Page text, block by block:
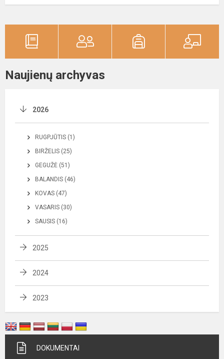
Naujienų archyvas
2026
RUGPJŪTIS (1)
BIRŽELIS (25)
GEGUŽĖ (51)
BALANDIS (46)
KOVAS (47)
VASARIS (30)
SAUSIS (16)
2025
2024
2023
DOKUMENTAI